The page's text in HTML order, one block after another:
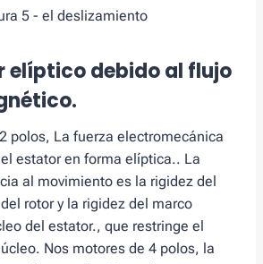
5 - el deslizamiento
elíptico debido al flujo
polos, La fuerza electromecánica
estator en forma elíptica.. La
al movimiento es la rigidez del
rotor y la rigidez del marco
del estator., que restringe el
Nos motores de 4 polos, la